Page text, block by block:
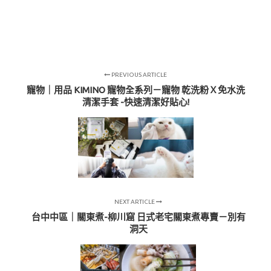
PREVIOUS ARTICLE
寵物｜用品 KIMINO 寵物全系列－寵物 乾洗粉Ｘ免水洗
清潔手套 -快速清潔好貼心!
NEXT ARTICLE
台中中區｜關東煮-柳川窟 日式老宅關東煮專賣－別有
洞天